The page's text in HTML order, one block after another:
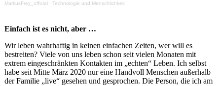
MarkusFrey_official · Technologie und Menschlichkeit
Einfach ist es nicht, aber …
Wir leben wahrhaftig in keinen einfachen Zeiten, wer will es
bestreiten? Viele von uns leben schon seit vielen Monaten mit
extrem eingeschränkten Kontakten im „echten“ Leben. Ich selbst
habe seit Mitte März 2020 nur eine Handvoll Menschen außerhalb
der Familie „live“ gesehen und gesprochen. Die Person, die ich am